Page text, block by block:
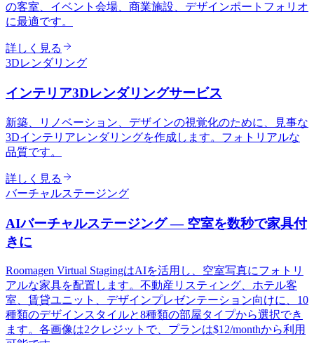
の客室、イベント会場、商業施設、デザインポートフォリオ
に最適です。
詳しく見る
3Dレンダリング
インテリア3Dレンダリングサービス
新築、リノベーション、デザインの視覚化のために、見事な
3Dインテリアレンダリングを作成します。フォトリアルな
品質です。
詳しく見る
バーチャルステージング
AIバーチャルステージング — 空室を数秒で家具付
きに
Roomagen Virtual StagingはAIを活用し、空室写真にフォトリ
アルな家具を配置します。不動産リスティング、ホテル客
室、賃貸ユニット、デザインプレゼンテーション向けに、10
種類のデザインスタイルと8種類の部屋タイプから選択でき
ます。各画像は2クレジットで、プランは$12/monthから利用